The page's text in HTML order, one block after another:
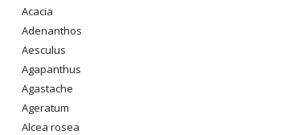
Acacia
Adenanthos
Aesculus
Agapanthus
Agastache
Ageratum
Alcea rosea